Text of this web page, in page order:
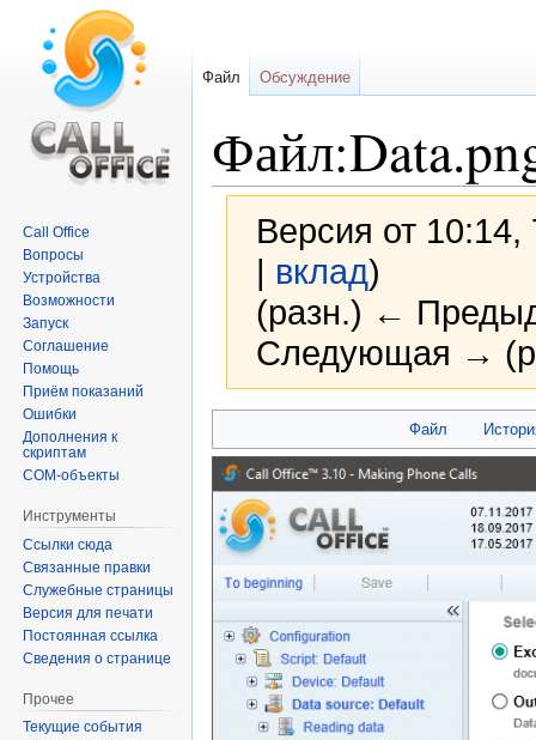
Версия от
| вклад)
(разн.) ←
Следующая →
к
навигации
к
поиску
Файл
Файл Обсуждение
Call Office
Вопросы
Устройства
Возможности
Запуск
Соглашение
Помощь
Приём показаний
Ошибки
Дополнения к
скриптам
COM-объекты
Инструменты
Ссылки сюда
Связанные правки
Служебные страницы
Версия для печати
Постоянная ссылка
Сведения о странице
Прочее
Текущие события